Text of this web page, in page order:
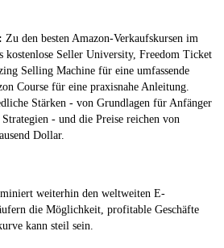
Zu den besten Amazon-Verkaufskursen im
kostenlose Seller University, Freedom Ticket
Selling Machine für eine umfassende
Course für eine praxisnahe Anleitung.
Stärken - von Grundlagen für Anfänger
- und die Preise reichen von
Dollar.
weiterhin den weltweiten E-
die Möglichkeit, profitable Geschäfte
kann steil sein.